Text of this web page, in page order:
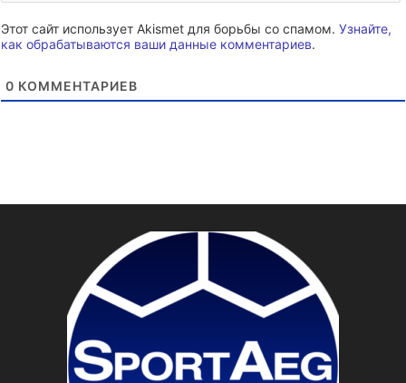
Этот сайт использует Akismet для борьбы со спамом. Узнайте,
как обрабатываются ваши данные комментариев.
0 КОММЕНТАРИЕВ